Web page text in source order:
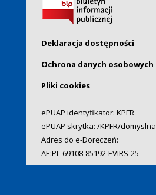
Deklaracja dostępności
Ochrona danych osobowych
Pliki cookies
ePUAP identyfikator: KPFR
ePUAP skrytka: /KPFR/domyslna
Adres do e-Doręczeń:
AE:PL-69108-85192-EVIRS-25